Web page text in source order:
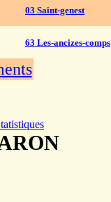
03 Saint-genest
63 Les-ancizes-comps